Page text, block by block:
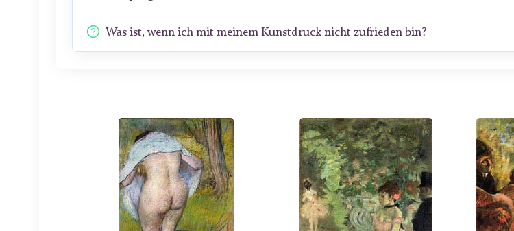
Was ist, wenn ich mit meinem Kunstdruck nicht zufrieden bin?